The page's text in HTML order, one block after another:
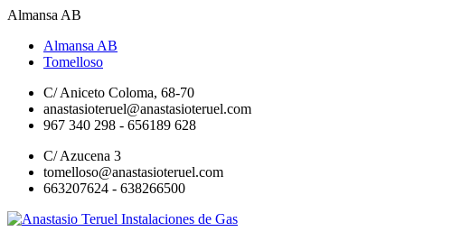
Almansa AB
Almansa AB
Tomelloso
C/ Aniceto Coloma, 68-70
anastasioteruel@anastasioteruel.com
967 340 298 - 656189 628
C/ Azucena 3
tomelloso@anastasioteruel.com
663207624 - 638266500